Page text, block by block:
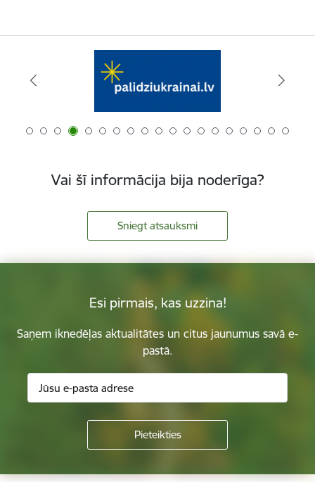
Vai šī informācija bija noderīga?
Sniegt atsauksmi
Esi pirmais, kas uzzina!
Saņem iknedēļas aktualitātes un citus jaunumus savā e-
pastā.